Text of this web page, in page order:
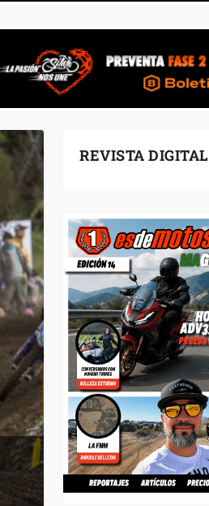
REVISTA DIGITAL